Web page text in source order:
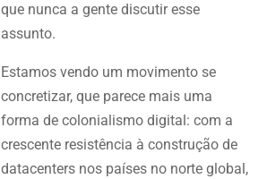
que nunca a gente discutir esse
assunto.
Estamos vendo um movimento se
concretizar, que parece mais uma
forma de colonialismo digital: com a
crescente resistência à construção de
datacenters nos países no norte global,